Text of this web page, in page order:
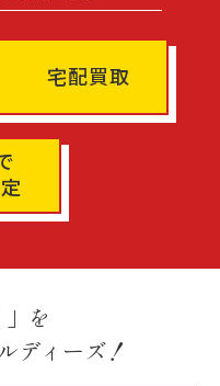
宅配買取
」を
ディーズ！